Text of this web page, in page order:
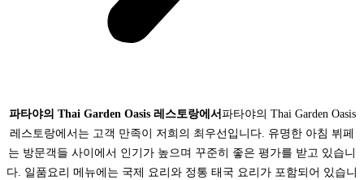
파타야의 Thai Garden Oasis 레스토랑에서파타야의 Thai Garden Oasis
레스토랑에서는 고객 만족이 저희의 최우선입니다. 유명한 아침 뷔페
는 방문객들 사이에서 인기가 높으며 꾸준히 좋은 평가를 받고 있습니
다. 일품요리 메뉴에는 국제 요리와 정통 태국 요리가 포함되어 있습니